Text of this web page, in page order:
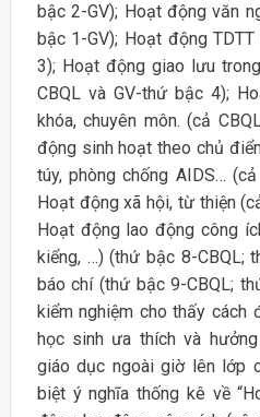
bậc 2-GV); Hoạt động văn
bậc 1-GV); Hoạt động
3); Hoạt động giao lưu
CBQL và GV-thứ bậc 4);
khóa, chuyên môn. (cả
động sinh hoạt theo chủ
túy, phòng chống AIDS…
Hoạt động xã hội, từ thiện
Hoạt động lao động công
kiểng, …) (thứ bậc 8-CBQL;
báo chí (thứ bậc 9-CBQL;
kiểm nghiệm cho thấy
học sinh ưa thích và
giáo dục ngoài giờ lên lớp
biệt ý nghĩa thống kê về